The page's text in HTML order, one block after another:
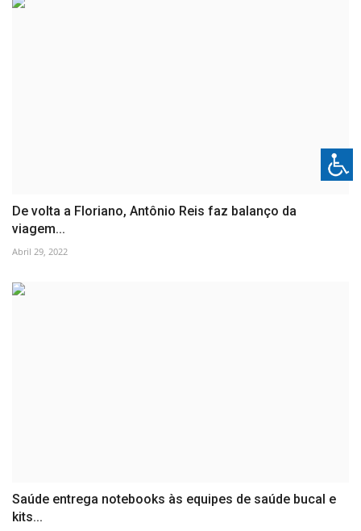
De volta a Floriano, Antônio Reis faz balanço da
viagem...
Abril 29, 2022
Saúde entrega notebooks às equipes de saúde bucal e
kits...